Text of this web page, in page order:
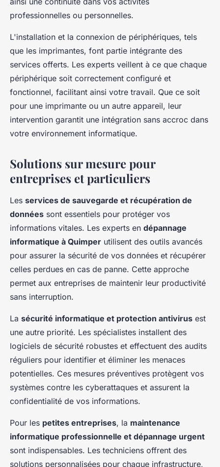
professionnelles ou personnelles.
L'installation et la connexion de périphériques, tels
que les imprimantes, font partie intégrante des
services offerts. Les experts veillent à ce que chaque
périphérique soit correctement configuré et
fonctionnel, facilitant ainsi votre travail. Que ce soit
pour une imprimante ou un autre appareil, leur
intervention garantit une intégration sans accroc dans
votre environnement informatique.
Solutions sur mesure pour
entreprises et particuliers
Les services de sauvegarde et récupération de
données sont essentiels pour protéger vos
informations vitales. Les experts en dépannage
informatique à Quimper utilisent des outils avancés
pour assurer la sécurité de vos données et récupérer
celles perdues en cas de panne. Cette approche
permet aux entreprises de maintenir leur productivité
sans interruption.
La sécurité informatique et protection antivirus est
une autre priorité. Les spécialistes installent des
logiciels de sécurité robustes et effectuent des audits
réguliers pour identifier et éliminer les menaces
potentielles. Ces mesures préventives protègent vos
systèmes contre les cyberattaques et assurent la
confidentialité de vos informations.
Pour les petites entreprises, la maintenance
informatique professionnelle et dépannage urgent
sont indispensables. Les techniciens offrent des
solutions personnalisées pour chaque infrastructure,